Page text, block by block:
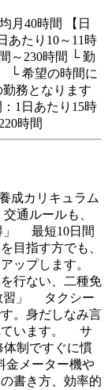
月40時間 【日
あたり10～11時
～230時間 └ 勤
└ 希望の時間に
務となります
1日あたり15時
時間
成カリキュラム
通ルールも、
」 最短10日間
目指す方でも、
ップします。
行ない、二種免
習」 タクシー
。身だしなみ言
ています。 サ
体制ですぐに慣
メーター機や
書き方、効率的